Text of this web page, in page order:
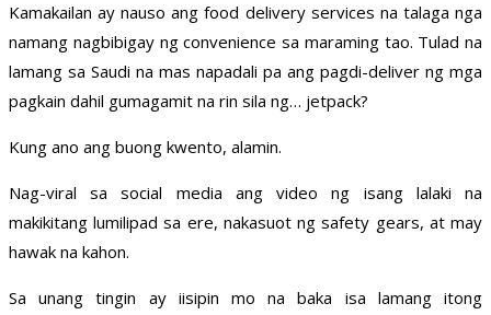
Kamakailan ay nauso ang food delivery services na talaga nga
namang nagbibigay ng convenience sa maraming tao. Tulad na
lamang sa Saudi na mas napadali pa ang pagdi-deliver ng mga
pagkain dahil gumagamit na rin sila ng… jetpack?
Kung ano ang buong kwento, alamin.
Nag-viral sa social media ang video ng isang lalaki na
makikitang lumilipad sa ere, nakasuot ng safety gears, at may
hawak na kahon.
Sa unang tingin ay iisipin mo na baka isa lamang itong